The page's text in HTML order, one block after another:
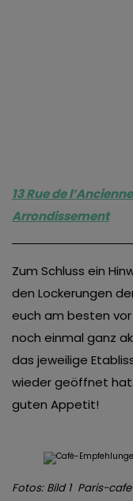
13 Rue de
Arrondissement
Zum Schluss ein
den Lockerungen
euch am besten
noch einmal ganz
das jeweilige
wieder geöffnet
guten Appetit!
Fotos: Bild 1 Paris-